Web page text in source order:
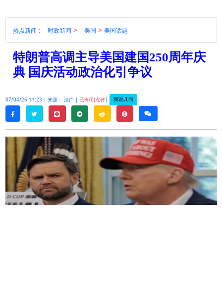
热点新闻 : 时政新闻 > 美国 > 美国话题
特朗普高调主导美国建国250周年庆
典 国庆活动政治化引争议
07/04/26 11:23 | 来源： 法广 | 已有(0)点评| 我说几句 |
facebooktwitterline telegramreddit pinterestweixin